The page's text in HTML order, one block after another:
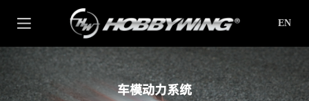
EN
车模动力系统